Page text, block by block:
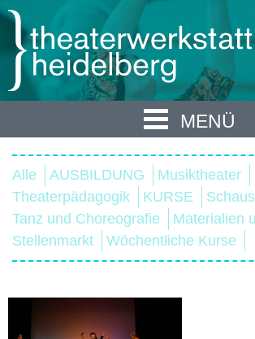
MENÜ
Alle AUSBILDUNG
Musiktheater
Theaterpädagogik
KURSE
Tanz und Choreografie
Materialien
Stellenmarkt
Wöchentliche Kurse